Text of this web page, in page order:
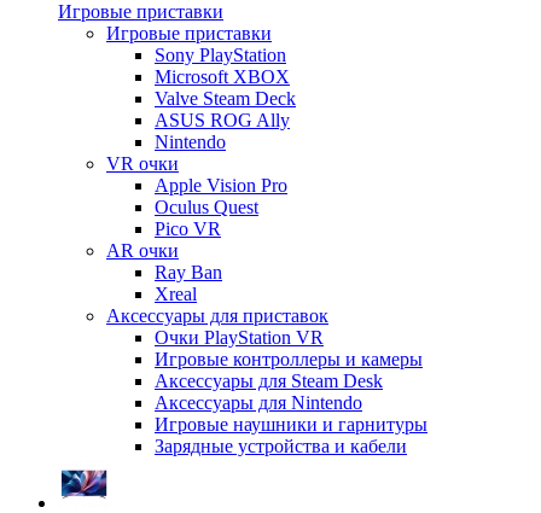
Игровые приставки
Игровые приставки
Sony PlayStation
Microsoft XBOX
Valve Steam Deck
ASUS ROG Ally
Nintendo
VR очки
Apple Vision Pro
Oculus Quest
Pico VR
AR очки
Ray Ban
Xreal
Аксессуары для приставок
Очки PlayStation VR
Игровые контроллеры и камеры
Аксессуары для Steam Desk
Аксессуары для Nintendo
Игровые наушники и гарнитуры
Зарядные устройства и кабели